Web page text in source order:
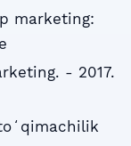
marketing:
- 2017.